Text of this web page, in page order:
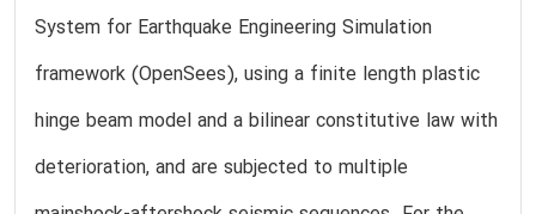
System for Earthquake Engineering Simulation
framework (OpenSees), using a finite length plastic
hinge beam model and a bilinear constitutive law with
deterioration, and are subjected to multiple